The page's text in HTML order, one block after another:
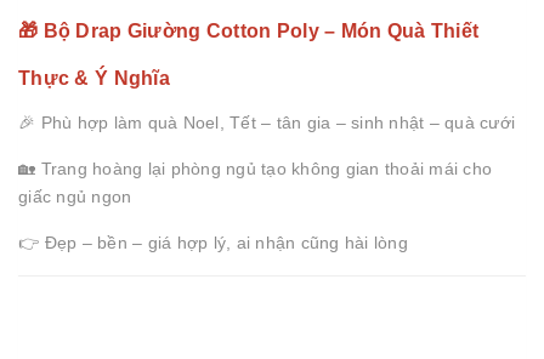
🎁 Bộ Drap Giường Cotton Poly – Món Quà Thiết
Thực & Ý Nghĩa
🎉 Phù hợp làm quà Noel, Tết – tân gia – sinh nhật – quà cưới
🏡 Trang hoàng lại phòng ngủ tạo không gian thoải mái cho
giấc ngủ ngon
👉 Đẹp – bền – giá hợp lý, ai nhận cũng hài lòng